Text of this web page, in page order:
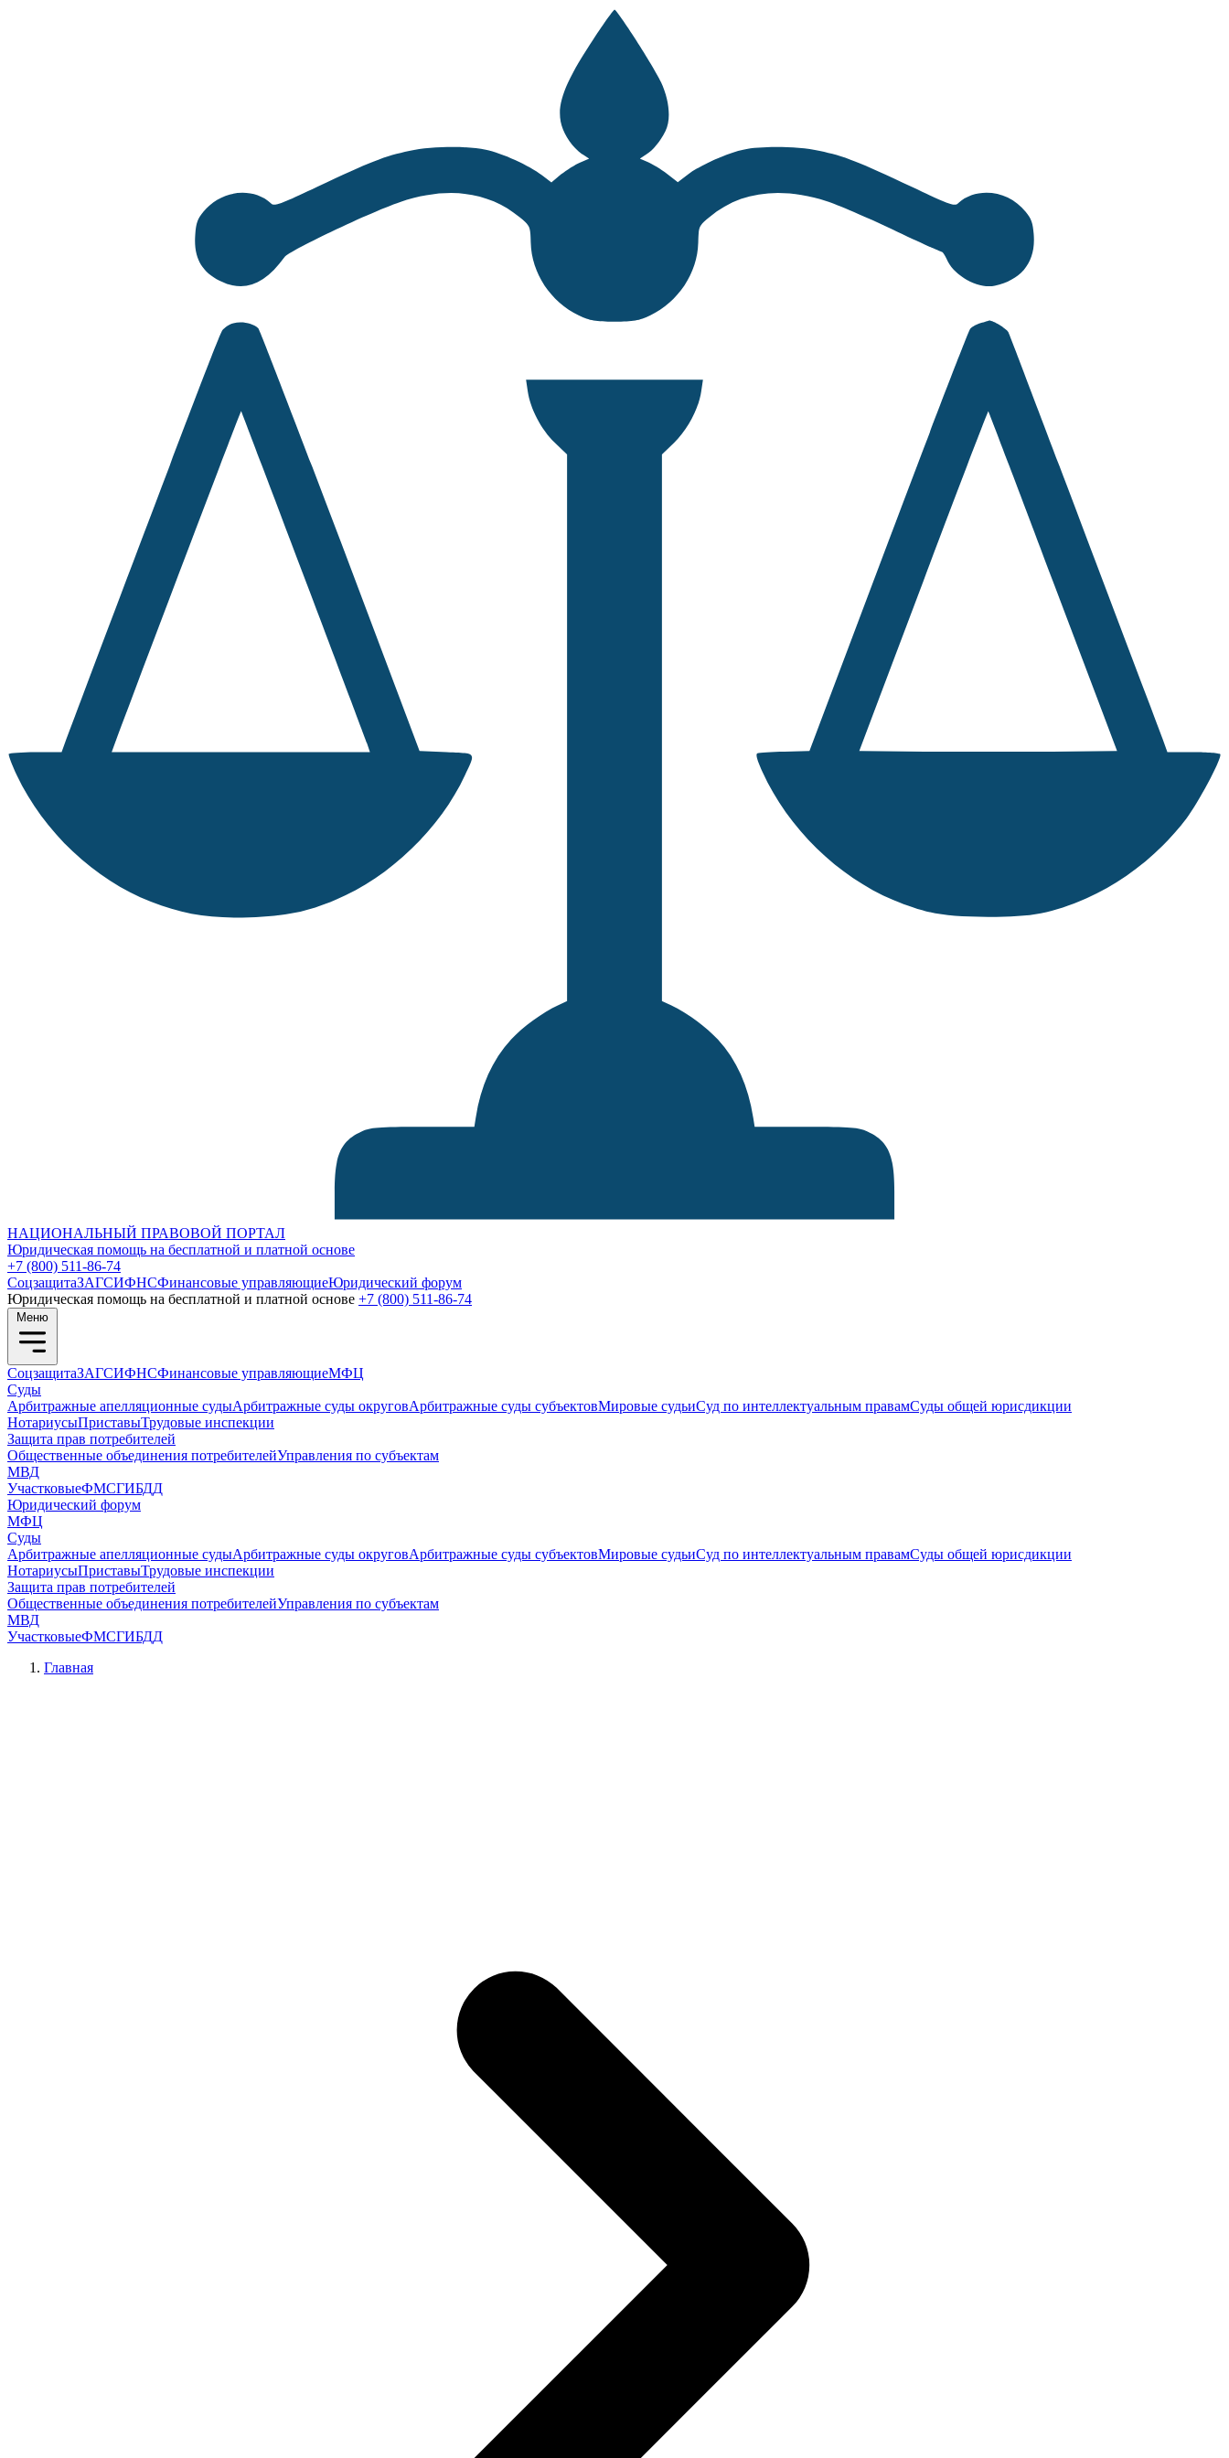
НАЦИОНАЛЬНЫЙ ПРАВОВОЙ ПОРТАЛ
Юридическая помощь на бесплатной и платной основе
+7 (800) 511-86-74
СоцзащитаЗАГСИФНСФинансовые управляющиеЮридический форум
Юридическая помощь на бесплатной и платной основе +7 (800) 511-86-74
Меню
СоцзащитаЗАГСИФНСФинансовые управляющиеМФЦ
Суды
Арбитражные апелляционные судыАрбитражные суды округовАрбитражные суды субъектовМировые судьиСуд по интеллектуальным правамСуды общей юрисдикции
НотариусыПриставыТрудовые инспекции
Защита прав потребителей
Общественные объединения потребителейУправления по субъектам
МВД
УчастковыеФМСГИБДД
Юридический форум
МФЦ
Суды
Арбитражные апелляционные судыАрбитражные суды округовАрбитражные суды субъектовМировые судьиСуд по интеллектуальным правамСуды общей юрисдикции
НотариусыПриставыТрудовые инспекции
Защита прав потребителей
Общественные объединения потребителейУправления по субъектам
МВД
УчастковыеФМСГИБДД
Главная